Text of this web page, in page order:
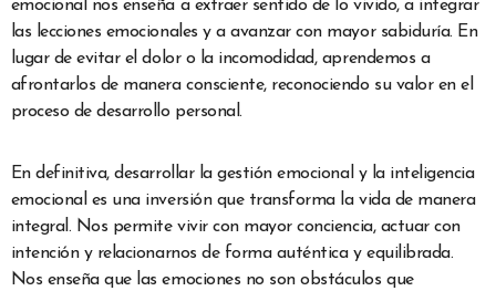
emocional nos enseña a extraer sentido de lo vivido, a integrar
las lecciones emocionales y a avanzar con mayor sabiduría. En
lugar de evitar el dolor o la incomodidad, aprendemos a
afrontarlos de manera consciente, reconociendo su valor en el
proceso de desarrollo personal.
En definitiva, desarrollar la gestión emocional y la inteligencia
emocional es una inversión que transforma la vida de manera
integral. Nos permite vivir con mayor conciencia, actuar con
intención y relacionarnos de forma auténtica y equilibrada.
Nos enseña que las emociones no son obstáculos que